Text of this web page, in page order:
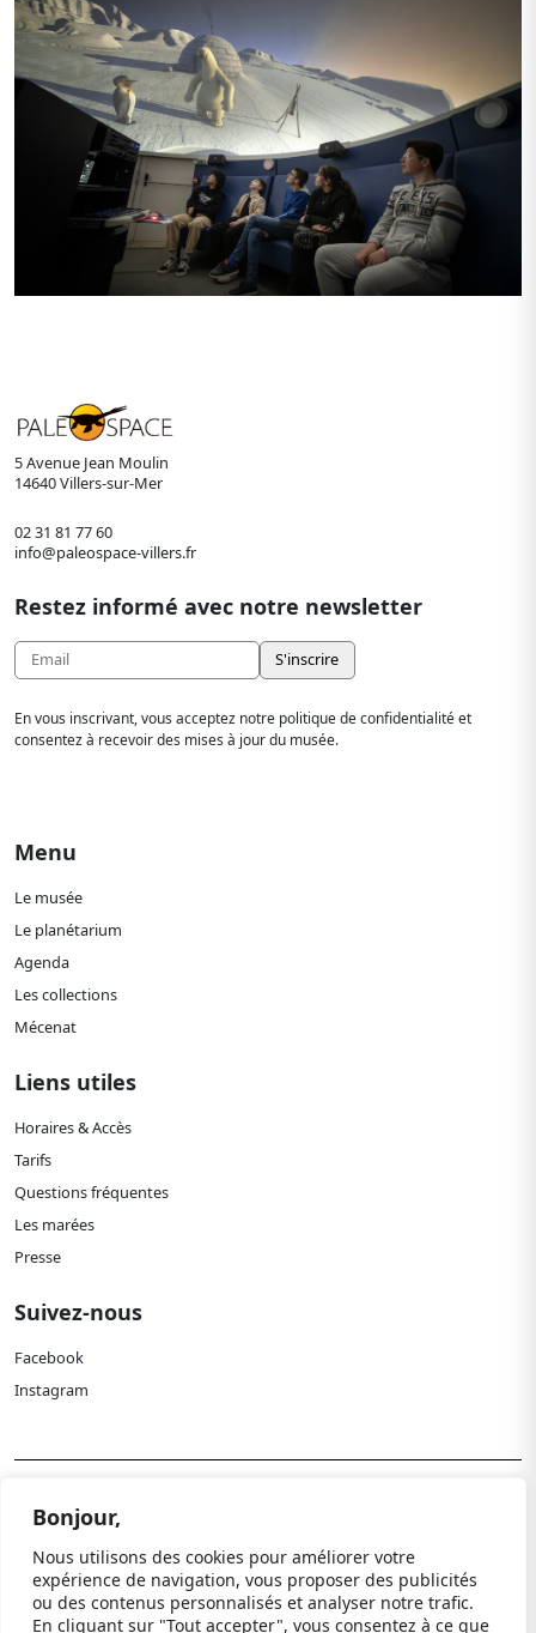
Bonjour,
Nous utilisons des cookies pour améliorer votre
expérience de navigation, vous proposer des publicités
ou des contenus personnalisés et analyser notre trafic.
En cliquant sur "Tout accepter", vous consentez à ce que
5 Avenue Jean Moulin
14640 Villers-sur-Mer
02 31 81 77 60
info@paleospace-villers.fr
Restez informé avec notre newsletter
En vous inscrivant, vous acceptez notre politique de confidentialité et
consentez à recevoir des mises à jour du musée.
Menu
Le musée
Le planétarium
Agenda
Les collections
Mécenat
Liens utiles
Horaires & Accès
Tarifs
Questions fréquentes
Les marées
Presse
Suivez-nous
Facebook
Instagram
© 2024 Paléospace. Tous droits réservés.
Mentions légales
Paramètres cookies